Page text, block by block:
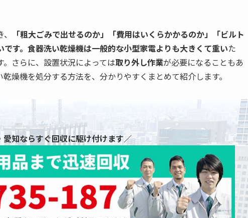
「粗大ごみで出せるのか」「費用はいくらかかるのか」「ビルト
です。食器洗い乾燥機は一般的な小型家電よりも大きくて重いた
さらに、設置状況によっては取り外し作業が必要になることもあ
燥機を処分する方法を、分かりやすくまとめて紹介します。
愛知ならすぐ回収に駆け付けます／